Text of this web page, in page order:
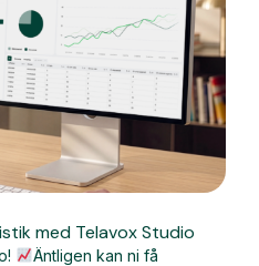
med Telavox Studio
Äntligen kan ni få